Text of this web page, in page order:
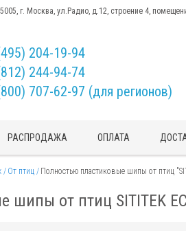
г. Москва, ул.Радио, д.12, строение 4,
204-19-94
244-94-74
707-62-97 (для регионов)
РАСПРОДАЖА ОПЛАТА
От птиц Полностью пластиковые шипы от птиц
шипы от птиц SITITEK